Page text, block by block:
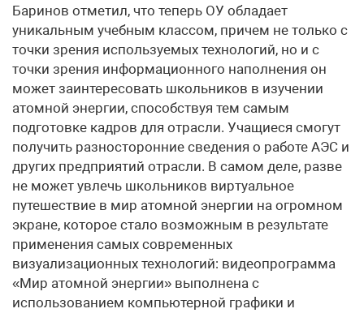
Баринов отметил, что теперь ОУ обладает
уникальным учебным классом, причем не только с
точки зрения используемых технологий, но и с
точки зрения информационного наполнения он
может заинтересовать школьников в изучении
атомной энергии, способствуя тем самым
подготовке кадров для отрасли. Учащиеся смогут
получить разносторонние сведения о работе АЭС и
других предприятий отрасли. В самом деле, разве
не может увлечь школьников виртуальное
путешествие в мир атомной энергии на огромном
экране, которое стало возможным в результате
применения самых современных
визуализационных технологий: видеопрограмма
«Мир атомной энергии» выполнена с
использованием компьютерной графики и